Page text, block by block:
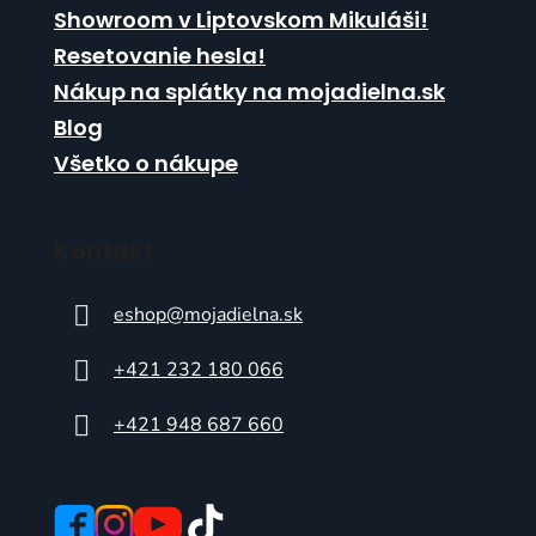
Showroom v Liptovskom Mikuláši!
Resetovanie hesla!
Nákup na splátky na mojadielna.sk
Blog
Všetko o nákupe
eshop@mojadielna.sk
+421 232 180 066
+421 948 687 660